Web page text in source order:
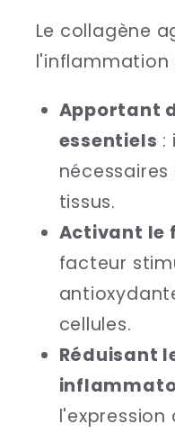
Le collagène
l'inflammation
Apportant
essentiels :
tissus.
Activant le
facteur
cellules.
Réduisant